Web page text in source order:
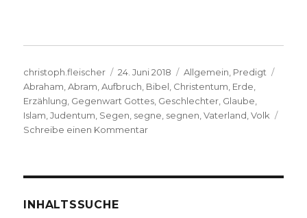
Autor
christoph.fleischer
Veröffentlicht
am
24. Juni 2018 Kategorien
Allgemein, Predigt
Abraham,Abram,Aufbruch, Bibel, Christentum, Erde,
Erzählung, Gegenwart Gottes, Geschlechter, Glaube,
Islam,Judentum, Segen, segne, segnen,Vaterland,Volk
Schreibe einen Kommentarzu
INHALTSSUCHE